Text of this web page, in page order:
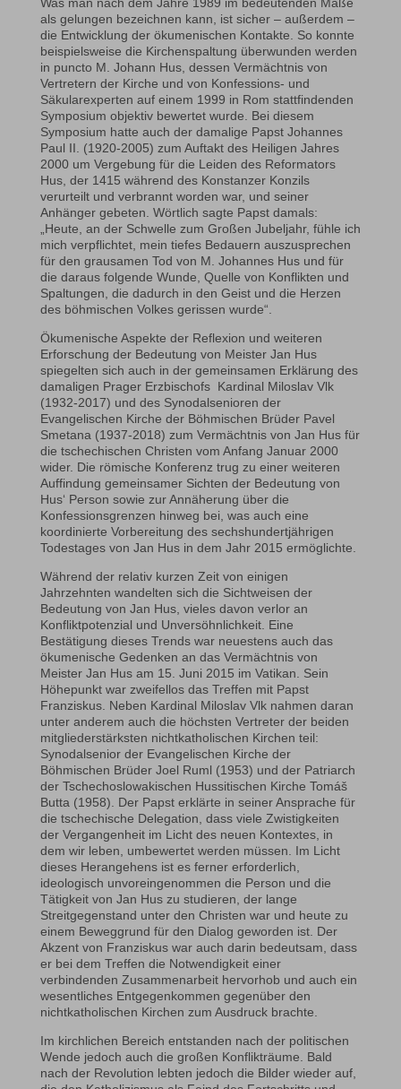
als gelungen bezeichnen kann, ist sicher – außerdem –
die Entwicklung der ökumenischen Kontakte. So konnte
beispielsweise die Kirchenspaltung überwunden werden
in puncto M. Johann Hus, dessen Vermächtnis von
Vertretern der Kirche und von Konfessions- und
Säkularexperten auf einem 1999 in Rom stattfindenden
Symposium objektiv bewertet wurde. Bei diesem
Symposium hatte auch der damalige Papst Johannes
Paul II. (1920-2005) zum Auftakt des Heiligen Jahres
2000 um Vergebung für die Leiden des Reformators
Hus, der 1415 während des Konstanzer Konzils
verurteilt und verbrannt worden war, und seiner
Anhänger gebeten. Wörtlich sagte Papst damals:
„Heute, an der Schwelle zum Großen Jubeljahr, fühle ich
mich verpflichtet, mein tiefes Bedauern auszusprechen
für den grausamen Tod von M. Johannes Hus und für
die daraus folgende Wunde, Quelle von Konflikten und
Spaltungen, die dadurch in den Geist und die Herzen
des böhmischen Volkes gerissen wurde“.
Ökumenische Aspekte der Reflexion und weiteren
Erforschung der Bedeutung von Meister Jan Hus
spiegelten sich auch in der gemeinsamen Erklärung des
damaligen Prager Erzbischofs Kardinal Miloslav Vlk
(1932-2017) und des Synodalsenioren der
Evangelischen Kirche der Böhmischen Brüder Pavel
Smetana (1937-2018) zum Vermächtnis von Jan Hus für
die tschechischen Christen vom Anfang Januar 2000
wider. Die römische Konferenz trug zu einer weiteren
Auffindung gemeinsamer Sichten der Bedeutung von
Hus‘ Person sowie zur Annäherung über die
Konfessionsgrenzen hinweg bei, was auch eine
koordinierte Vorbereitung des sechshundertjährigen
Todestages von Jan Hus in dem Jahr 2015 ermöglichte.
Während der relativ kurzen Zeit von einigen
Jahrzehnten wandelten sich die Sichtweisen der
Bedeutung von Jan Hus, vieles davon verlor an
Konfliktpotenzial und Unversöhnlichkeit. Eine
Bestätigung dieses Trends war neuestens auch das
ökumenische Gedenken an das Vermächtnis von
Meister Jan Hus am 15. Juni 2015 im Vatikan. Sein
Höhepunkt war zweifellos das Treffen mit Papst
Franziskus. Neben Kardinal Miloslav Vlk nahmen daran
unter anderem auch die höchsten Vertreter der beiden
mitgliederstärksten nichtkatholischen Kirchen teil:
Synodalsenior der Evangelischen Kirche der
Böhmischen Brüder Joel Ruml (1953) und der Patriarch
der Tschechoslowakischen Hussitischen Kirche Tomáš
Butta (1958). Der Papst erklärte in seiner Ansprache für
die tschechische Delegation, dass viele Zwistigkeiten
der Vergangenheit im Licht des neuen Kontextes, in
dem wir leben, umbewertet werden müssen. Im Licht
dieses Herangehens ist es ferner erforderlich,
ideologisch unvoreingenommen die Person und die
Tätigkeit von Jan Hus zu studieren, der lange
Streitgegenstand unter den Christen war und heute zu
einem Beweggrund für den Dialog geworden ist. Der
Akzent von Franziskus war auch darin bedeutsam, dass
er bei dem Treffen die Notwendigkeit einer
verbindenden Zusammenarbeit hervorhob und auch ein
wesentliches Entgegenkommen gegenüber den
nichtkatholischen Kirchen zum Ausdruck brachte.
Im kirchlichen Bereich entstanden nach der politischen
Wende jedoch auch die großen Konflikträume. Bald
nach der Revolution lebten jedoch die Bilder wieder auf,